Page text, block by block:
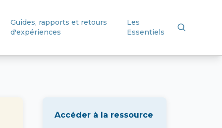
Guides, rapports et retours
d'expériences
Les
Essentiels
Accéder à la ressource